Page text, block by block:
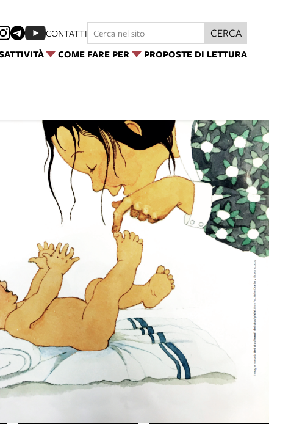
ATTIVITÀ COME FARE PER PROPOSTE DI LETTURA
CONTATTI CERCA